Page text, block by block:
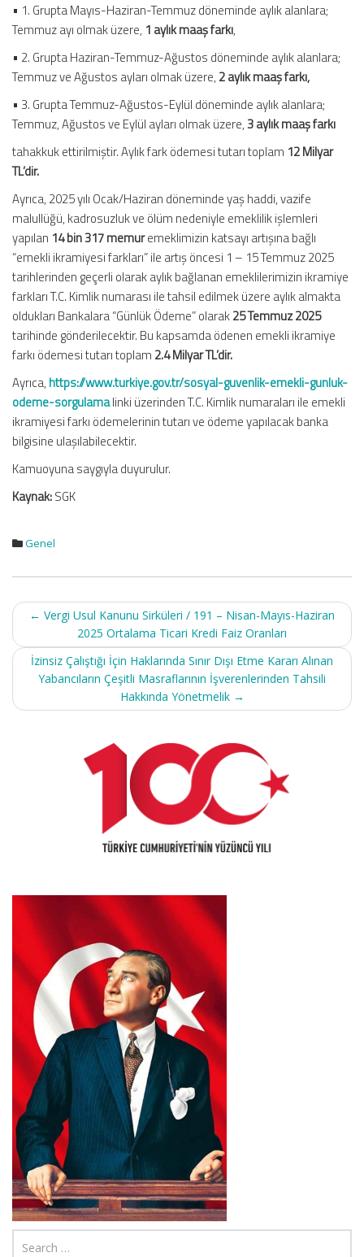
• 1. Grupta Mayıs-Haziran-Temmuz döneminde aylık alanlara;
Temmuz ayı olmak üzere, 1 aylık maaş farkı,
• 2. Grupta Haziran-Temmuz-Ağustos döneminde aylık alanlara;
Temmuz ve Ağustos ayları olmak üzere, 2 aylık maaş farkı,
• 3. Grupta Temmuz-Ağustos-Eylül döneminde aylık alanlara;
Temmuz, Ağustos ve Eylül ayları olmak üzere, 3 aylık maaş farkı
tahakkuk ettirilmiştir. Aylık fark ödemesi tutarı toplam 12 Milyar
TL’dir.
Ayrıca, 2025 yılı Ocak/Haziran döneminde yaş haddi, vazife
malullüğü, kadrosuzluk ve ölüm nedeniyle emeklilik işlemleri
yapılan 14 bin 317 memuremeklimizin katsayı artışına bağlı
“emekli ikramiyesi farkları” ile artış öncesi 1 – 15 Temmuz 2025
tarihlerinden geçerli olarak aylık bağlanan emeklilerimizin ikramiye
farkları T.C. Kimlik numarası ile tahsil edilmek üzere aylık almakta
oldukları Bankalara “Günlük Ödeme” olarak25 Temmuz 2025
tarihinde gönderilecektir. Bu kapsamda ödenen emekli ikramiye
farkı ödemesi tutarı toplam 2.4 Milyar TL’dir.
Ayrıca, https://www.turkiye.gov.tr/sosyal-guvenlik-emekli-gunluk-
odeme-sorgulamalinki üzerinden T.C. Kimlik numaraları ile emekli
ikramiyesi farkı ödemelerinin tutarı ve ödeme yapılacak banka
bilgisine ulaşılabilecektir.
Kamuoyuna saygıyla duyurulur.
Kaynak:SGK
Genel
Post
navigation
← Vergi Usul Kanunu Sirküleri / 191 – Nisan-Mayıs-Haziran
2025 Ortalama Ticari Kredi Faiz Oranları
İzinsiz Çalıştığı İçin Haklarında Sınır Dışı Etme Kararı Alınan
Yabancıların Çeşitli Masraflarının İşverenlerinden Tahsili
Hakkında Yönetmelik →